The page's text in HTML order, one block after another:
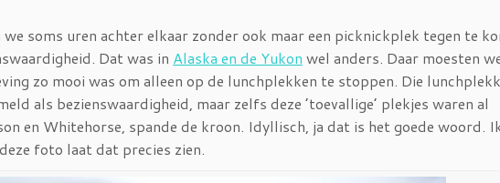
soms uren achter elkaar zonder ook maar een picknickplek tegen te
Dat was in Alaska en de Yukon wel anders. Daar moesten
zo mooi was om alleen op de lunchplekken te stoppen. Die
als bezienswaardigheid, maar zelfs deze ’toevallige’ plekjes waren al
en Whitehorse, spande de kroon. Idyllisch, ja dat is het goede woord.
foto laat dat precies zien.